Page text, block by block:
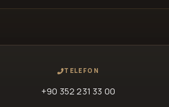
TELEFON
+90 352 231 33 00